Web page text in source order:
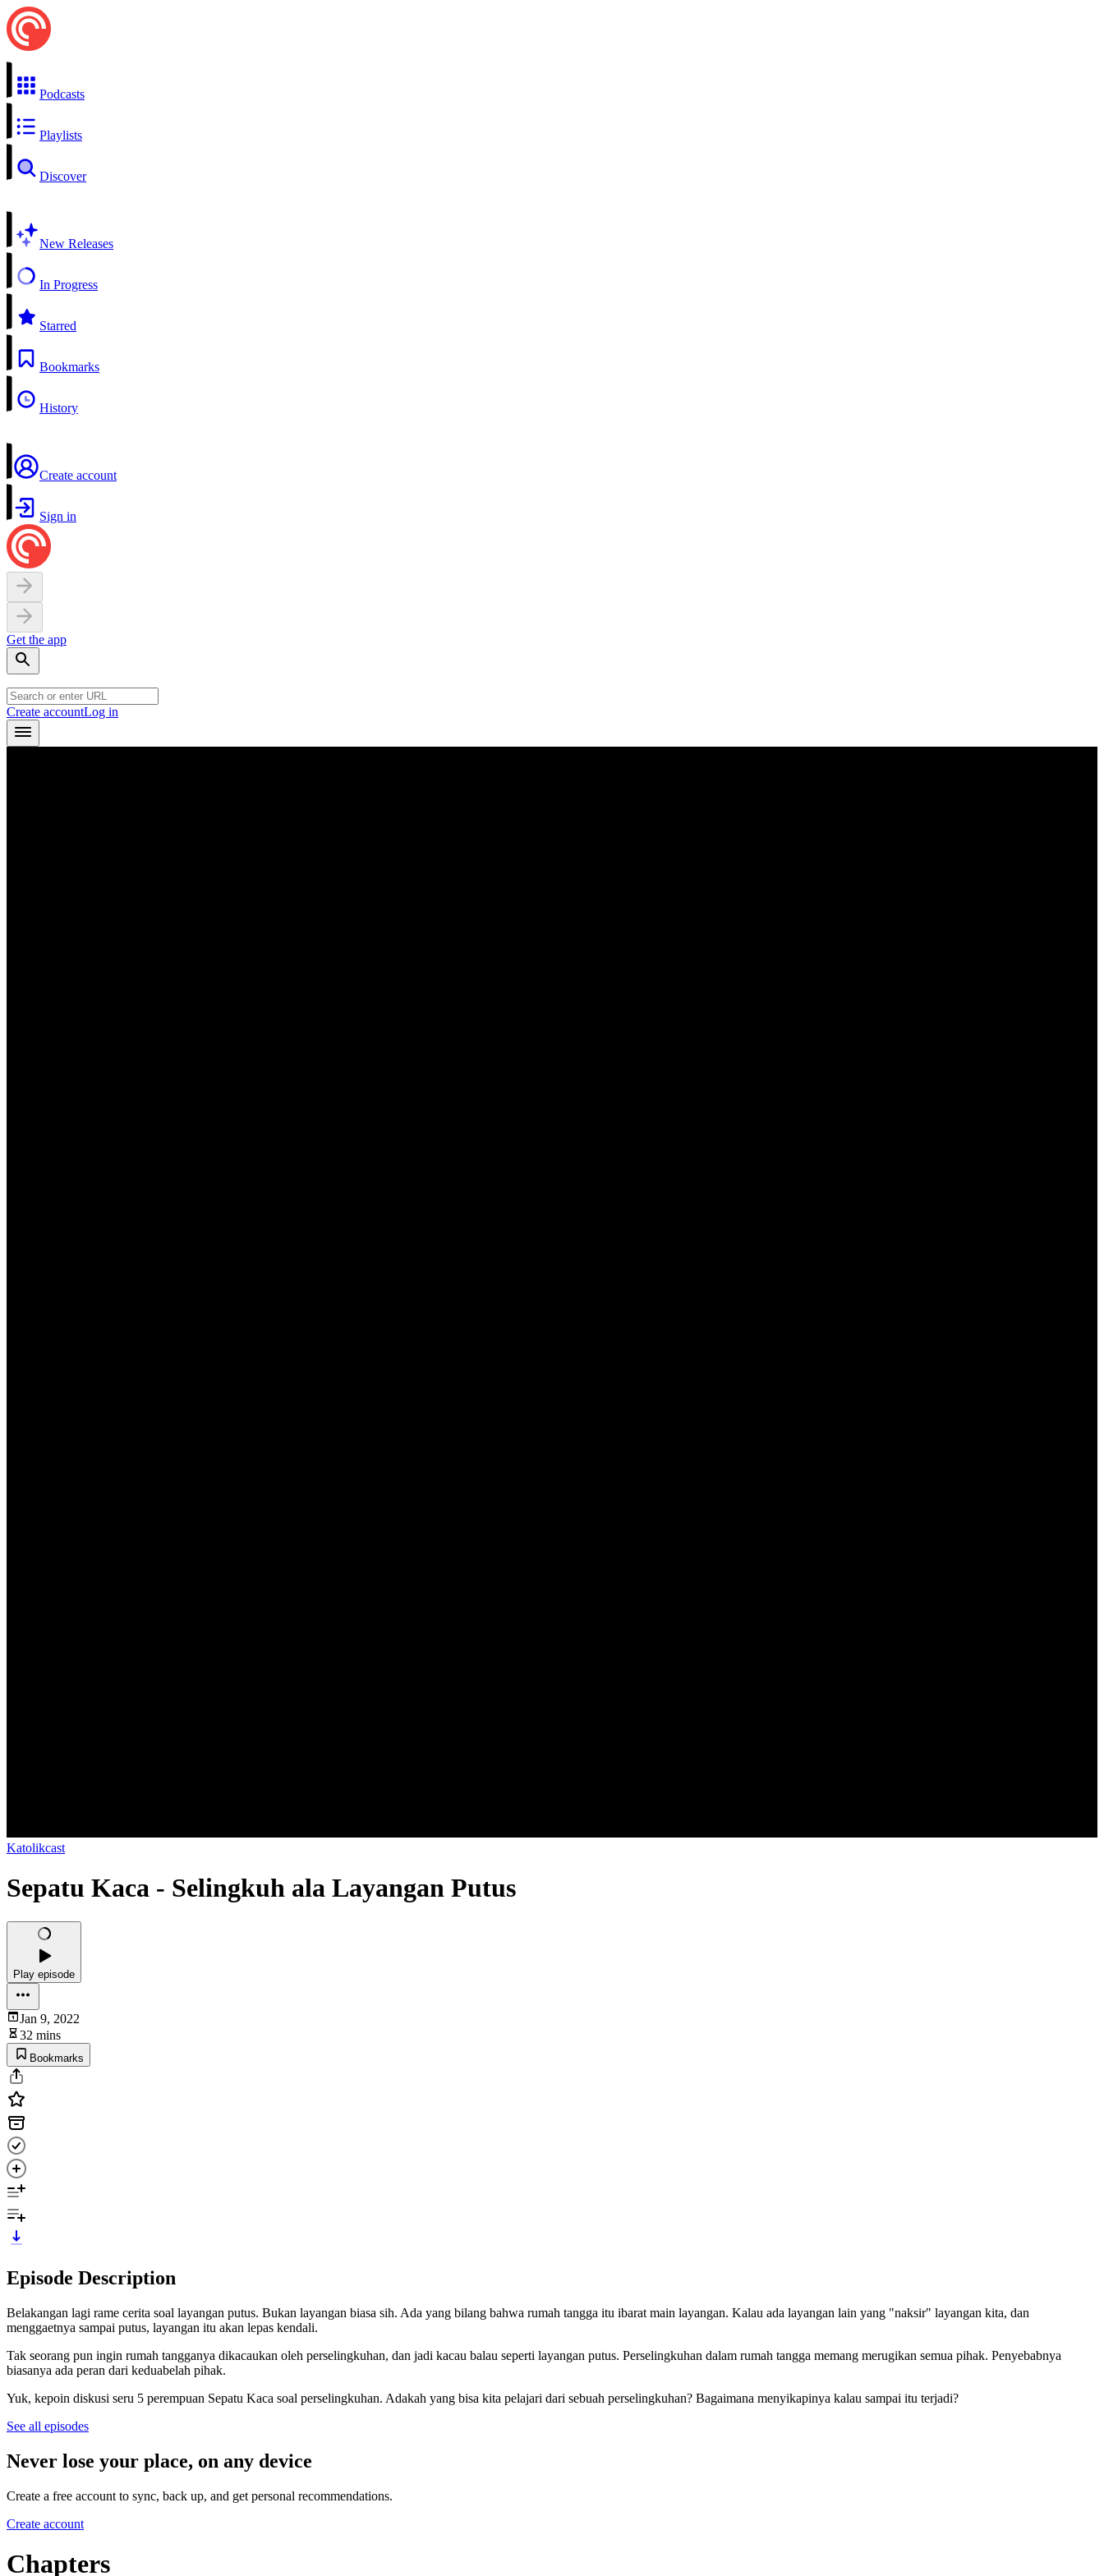
Podcasts
Playlists
Discover
New Releases
In Progress
Starred
Bookmarks
History
Create account
Sign in
Get the app
Create accountLog in
Katolikcast
Sepatu Kaca - Selingkuh ala Layangan Putus
Play episode
Jan 9, 2022
32 mins
Bookmarks
Episode Description
Belakangan lagi rame cerita soal layangan putus. Bukan layangan biasa sih. Ada yang bilang bahwa rumah tangga itu ibarat main layangan. Kalau ada layangan lain yang "naksir" layangan kita, dan
menggaetnya sampai putus, layangan itu akan lepas kendali.
Tak seorang pun ingin rumah tangganya dikacaukan oleh perselingkuhan, dan jadi kacau balau seperti layangan putus. Perselingkuhan dalam rumah tangga memang merugikan semua pihak. Penyebabnya
biasanya ada peran dari keduabelah pihak.
Yuk, kepoin diskusi seru 5 perempuan Sepatu Kaca soal perselingkuhan. Adakah yang bisa kita pelajari dari sebuah perselingkuhan? Bagaimana menyikapinya kalau sampai itu terjadi?
See all episodes
Never lose your place, on any device
Create a free account to sync, back up, and get personal recommendations.
Create account
Chapters